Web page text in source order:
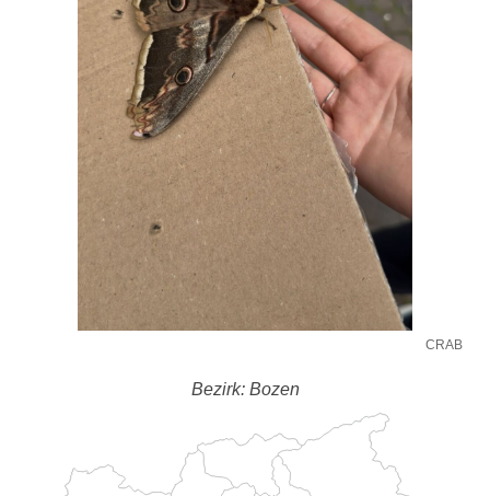
CRAB
Bezirk: Bozen